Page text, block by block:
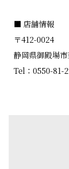
■ 店舗情報
〒412-0024
静岡県御殿場
Tel： 0550-81-